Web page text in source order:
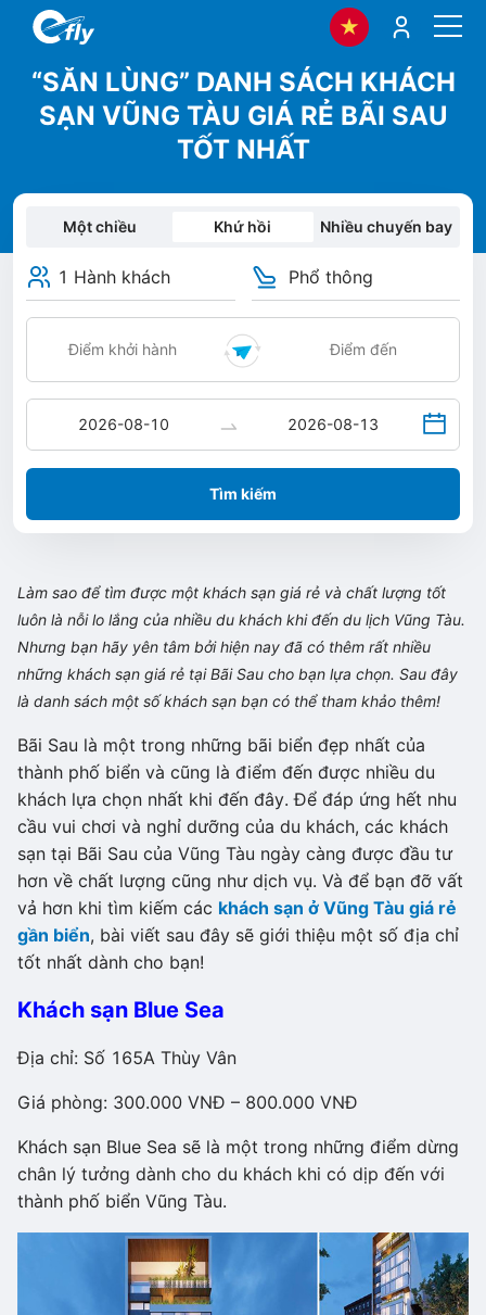
“SĂN LÙNG” DANH SÁCH KHÁCH
SẠN VŨNG TÀU GIÁ RẺ BÃI SAU
TỐT NHẤT
Một chiều Khứ hồi Nhiều chuyến bay
1 Hành khách Phổ thông
Tìm kiếm
Làm sao để tìm được một khách sạn giá rẻ và chất lượng tốt
luôn là nỗi lo lắng của nhiều du khách khi đến du lịch Vũng Tàu.
Nhưng bạn hãy yên tâm bởi hiện nay đã có thêm rất nhiều
những khách sạn giá rẻ tại Bãi Sau cho bạn lựa chọn. Sau đây
là danh sách một số khách sạn bạn có thể tham khảo thêm!
Bãi Sau là một trong những bãi biển đẹp nhất của
thành phố biển và cũng là điểm đến được nhiều du
khách lựa chọn nhất khi đến đây. Để đáp ứng hết nhu
cầu vui chơi và nghỉ dưỡng của du khách, các khách
sạn tại Bãi Sau của Vũng Tàu ngày càng được đầu tư
hơn về chất lượng cũng như dịch vụ. Và để bạn đỡ vất
vả hơn khi tìm kiếm các khách sạn ở Vũng Tàu giá rẻ
gần biển, bài viết sau đây sẽ giới thiệu một số địa chỉ
tốt nhất dành cho bạn!
Khách sạn Blue Sea
Địa chỉ: Số 165A Thùy Vân
Giá phòng: 300.000 VNĐ – 800.000 VNĐ
Khách sạn Blue Sea sẽ là một trong những điểm dừng
chân lý tưởng dành cho du khách khi có dịp đến với
thành phố biển Vũng Tàu.